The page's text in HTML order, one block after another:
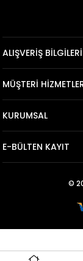
ALIŞVERİŞ BİLGİLERİ
MÜŞTERİ
KURUMSAL
E-BÜLTEN KAYIT
©